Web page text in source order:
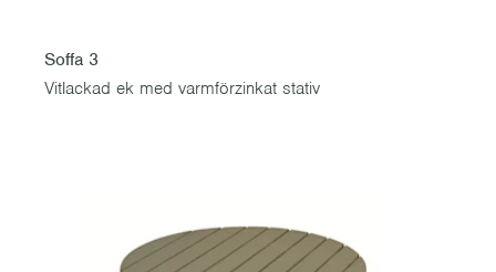
Soffa 3
Vitlackad ek med varmförzinkat stativ